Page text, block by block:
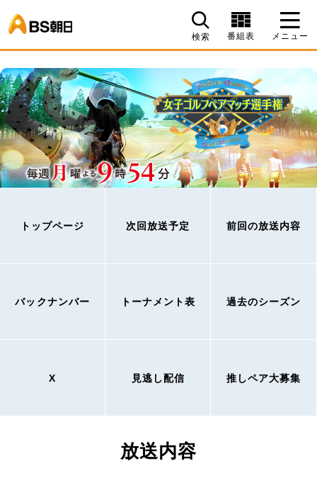
検索 番組表 メニュー
トップページ 次回放送予定 前回の放送内容
バックナンバー トーナメント表 過去のシーズン
X 見逃し配信 推しペア大募集
放送内容